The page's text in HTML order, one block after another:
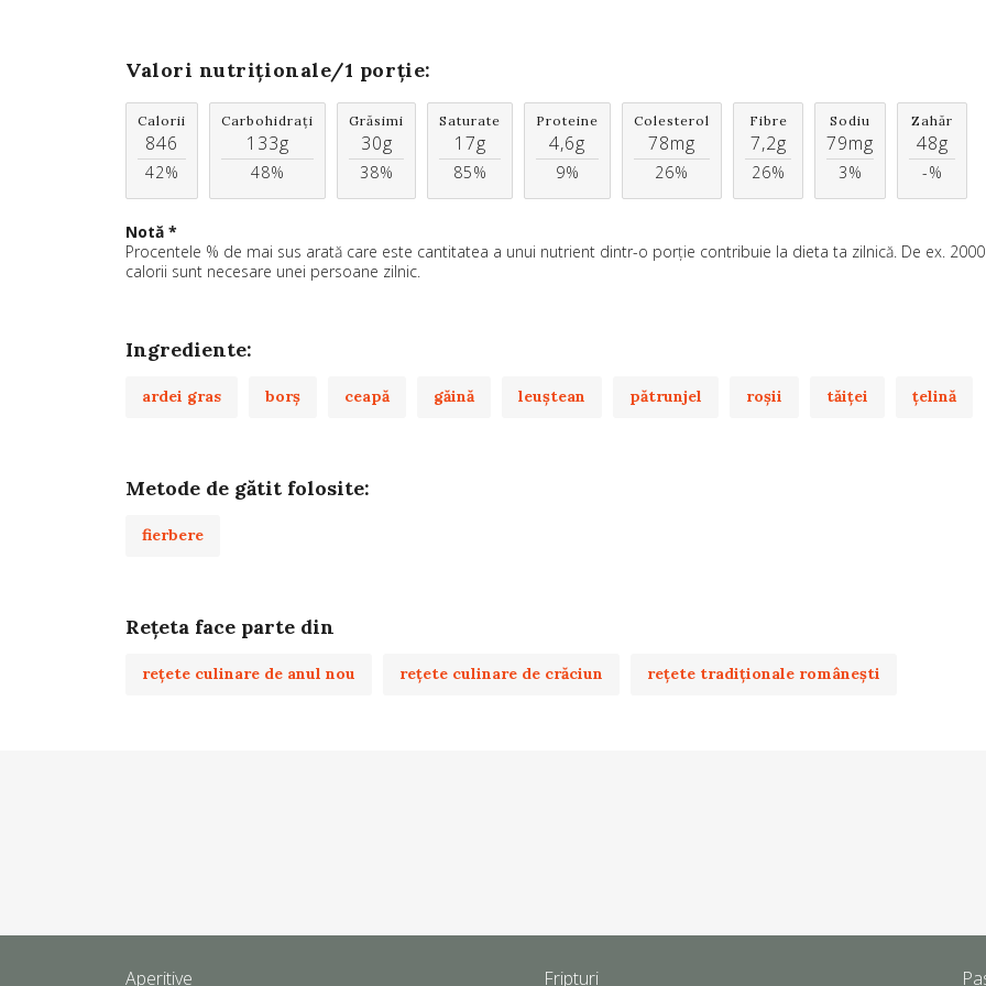
Valori nutriționale/1 porție:
Calorii
846
42%
Carbohidrați
133g
48%
Grăsimi
30g
38%
Saturate
17g
85%
Proteine
4,6g
9%
Colesterol
78mg
26%
Fibre
7,2g
26%
Sodiu
79mg
3%
Zahăr
48g
-%
Notă *
Procentele % de mai sus arată care este cantitatea a unui nutrient dintr-o porție contribuie la dieta ta zilnică. De ex.
calorii sunt necesare unei persoane zilnic.
Ingrediente:
ardei gras borş ceapă găină leuştean pătrunjel roşii tăiţei ţelină
Metode de gătit folosite:
fierbere
Rețeta face parte din
rețete culinare de anul nou rețete culinare de crăciun rețete tradiționale românești
Aperitive Fripturi